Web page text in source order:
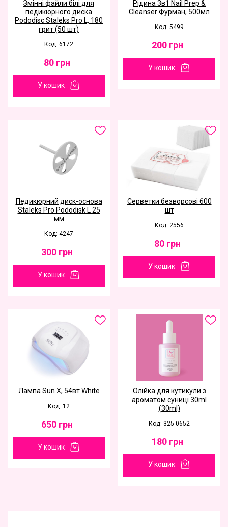
Змінні файли білі для
педикюрного диска
Pododisc Staleks Pro L, 180
грит (50 шт)
Код: 6172
80 грн
У кошик
Рідина 3в1 Nail Prep &
Cleanser Фурман, 500мл
Код: 5499
200 грн
У кошик
Педикюрний диск-основа
Staleks Pro Pododisk L 25
мм
Код: 4247
300 грн
У кошик
Серветки безворсові 600
шт
Код: 2556
80 грн
У кошик
Лампа Sun X, 54вт Whitе
Код: 12
650 грн
У кошик
Олійка для кутикули з
ароматом суниці 30ml
(30ml)
Код: 325-0652
180 грн
У кошик